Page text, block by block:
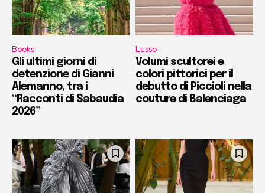
Books
Gli ultimi giorni di
detenzione di Gianni
Alemanno, tra i
“Racconti di Sabaudia
2026”
Lusso
Volumi scultorei e
colori pittorici per il
debutto di Piccioli nella
couture di Balenciaga